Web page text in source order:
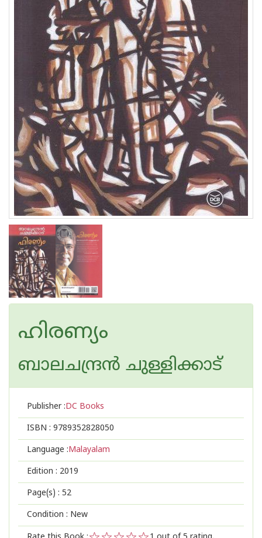
ഹിരണ്യം
ബാലചന്ദ്രന്‍ ചുള്ളിക്കാട്
Publisher :DC Books
ISBN : 9789352828050
Language :Malayalam
Edition : 2019
Page(s) : 52
Condition : New